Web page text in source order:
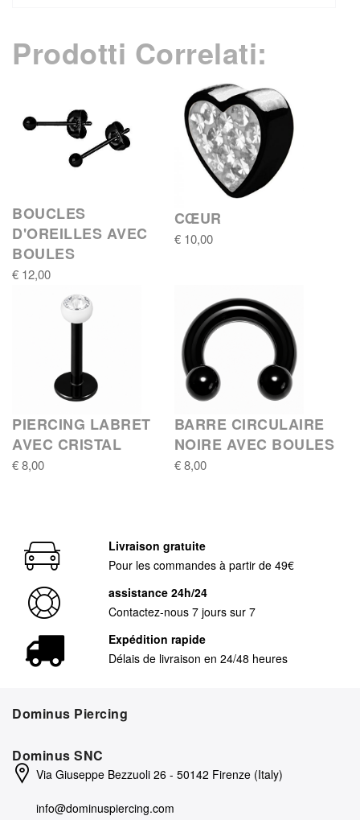
Prodotti Correlati:
BOUCLES
D'OREILLES AVEC
BOULES
€ 12,00
CŒUR
€ 10,00
PIERCING LABRET
AVEC CRISTAL
€ 8,00
BARRE CIRCULAIRE
NOIRE AVEC BOULES
€ 8,00
Livraison gratuite
Pour les commandes à partir de 49€
assistance 24h/24
Contactez-nous 7 jours sur 7
Expédition rapide
Délais de livraison en 24/48 heures
Dominus Piercing
Dominus SNC
Via Giuseppe Bezzuoli 26 - 50142 Firenze (Italy)
info@dominuspiercing.com